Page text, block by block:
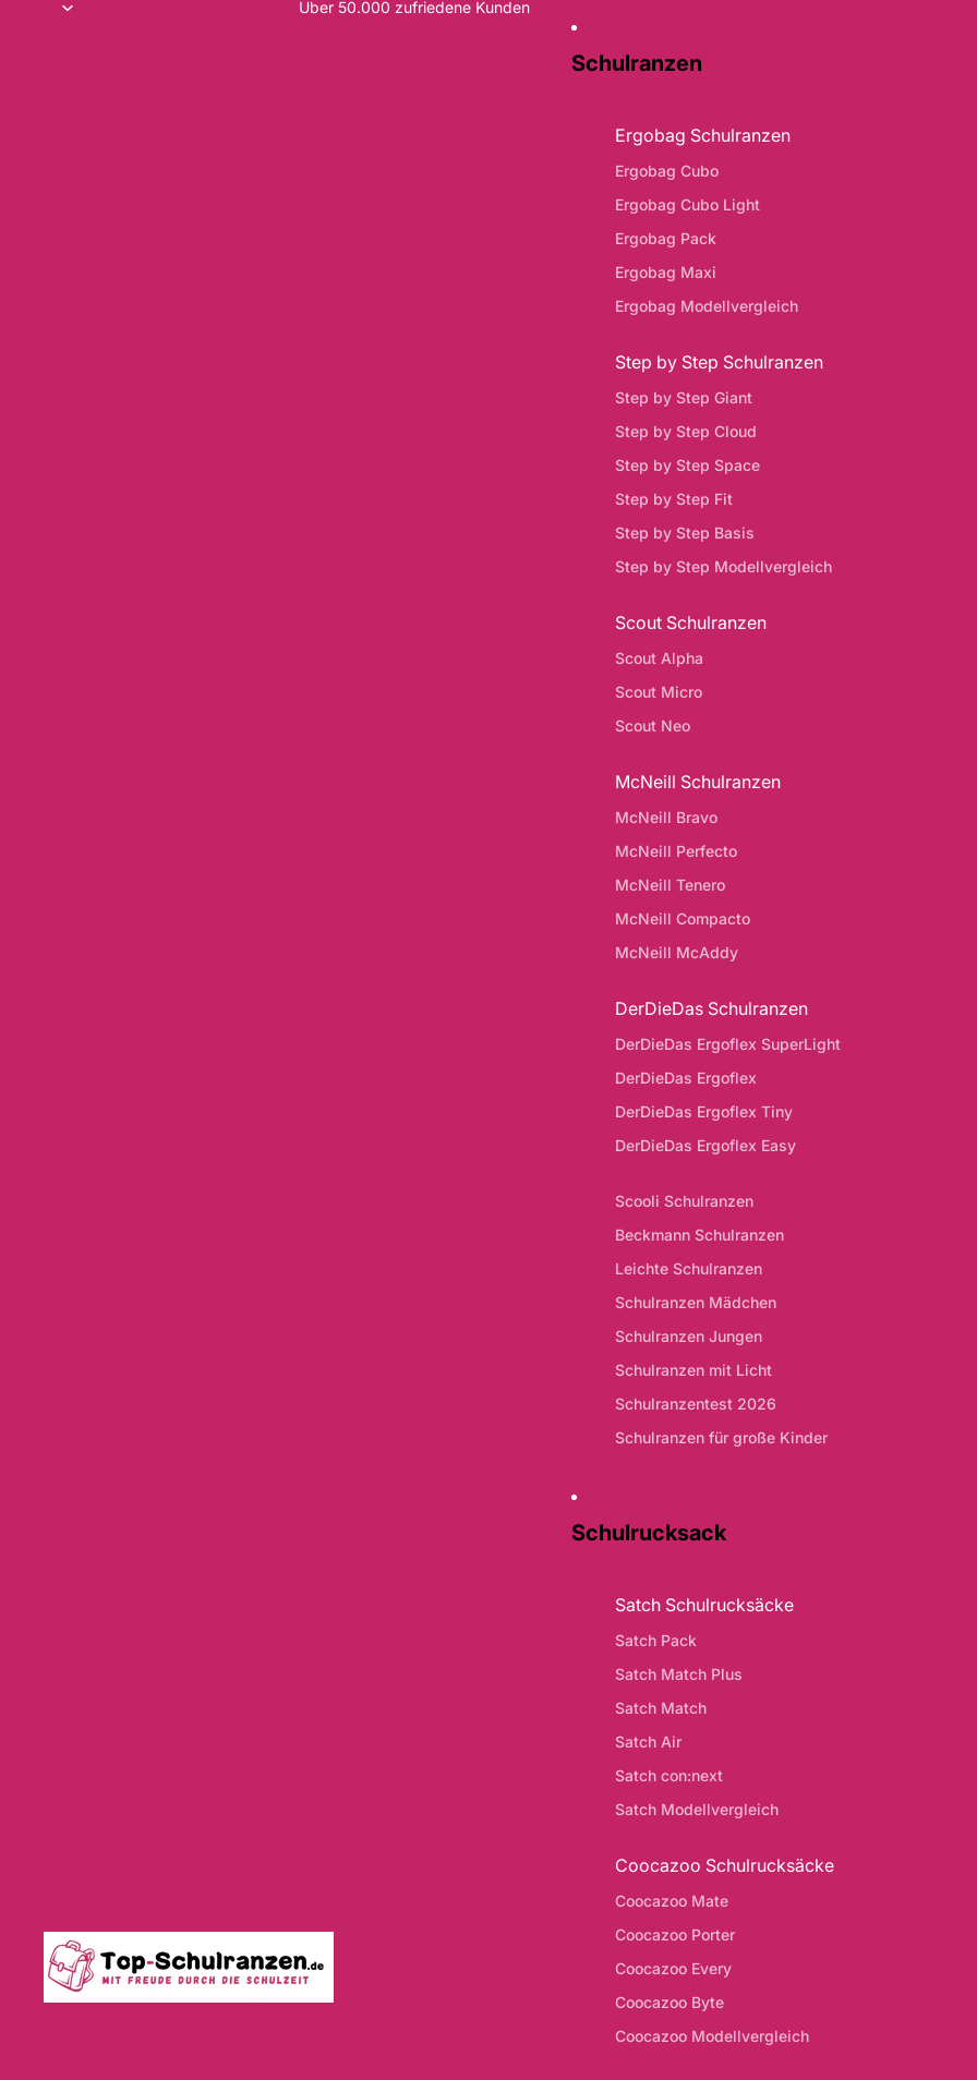
Über 50.000 zufriedene Kunden
Schulranzen
Ergobag Schulranzen
Ergobag Cubo
Ergobag Cubo Light
Ergobag Pack
Ergobag Maxi
Ergobag Modellvergleich
Step by Step Schulranzen
Step by Step Giant
Step by Step Cloud
Step by Step Space
Step by Step Fit
Step by Step Basis
Step by Step Modellvergleich
Scout Schulranzen
Scout Alpha
Scout Micro
Scout Neo
McNeill Schulranzen
McNeill Bravo
McNeill Perfecto
McNeill Tenero
McNeill Compacto
McNeill McAddy
DerDieDas Schulranzen
DerDieDas Ergoflex SuperLight
DerDieDas Ergoflex
DerDieDas Ergoflex Tiny
DerDieDas Ergoflex Easy
Scooli Schulranzen
Beckmann Schulranzen
Leichte Schulranzen
Schulranzen Mädchen
Schulranzen Jungen
Schulranzen mit Licht
Schulranzentest 2026
Schulranzen für große Kinder
Schulrucksack
Satch Schulrucksäcke
Satch Pack
Satch Match Plus
Satch Match
Satch Air
Satch con:next
Satch Modellvergleich
Coocazoo Schulrucksäcke
Coocazoo Mate
Coocazoo Porter
Coocazoo Every
Coocazoo Byte
Coocazoo Modellvergleich